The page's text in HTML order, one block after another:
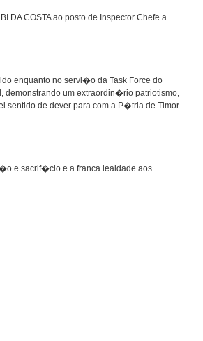
DA COSTA ao posto de Inspector Chefe a
enquanto no servi�o da Task Force do
demonstrando um extraordin�rio patriotismo,
sentido de dever para com a P�tria de Timor-
e sacrif�cio e a franca lealdade aos